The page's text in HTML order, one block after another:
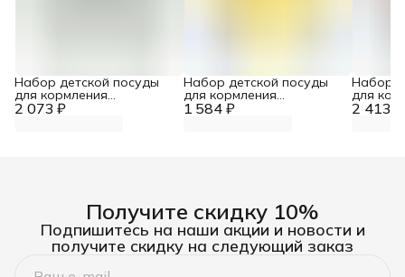
2 073 ₽
Набор детской посуды
для кормления
силиконовый 1 584 ₽
Набор детской посуды
для кормления
силиконовый 2 413 ₽
Набор
для
Получите скидку 10%
Подпишитесь на наши акции и новости и
получите скидку на следующий заказ